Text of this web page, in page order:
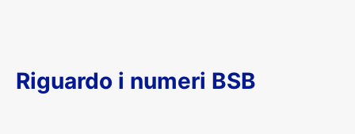
Riguardo i numeri BSB